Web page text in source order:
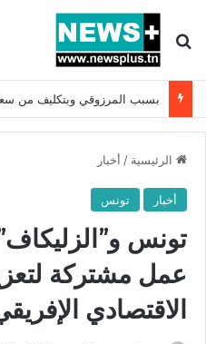
بحث عن
الرئيسية / أخبار
أخبار تونس
تونس
عمل مشتركة
الاقتصادي